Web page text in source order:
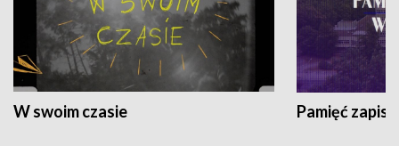
W swoim czasie Pamięć